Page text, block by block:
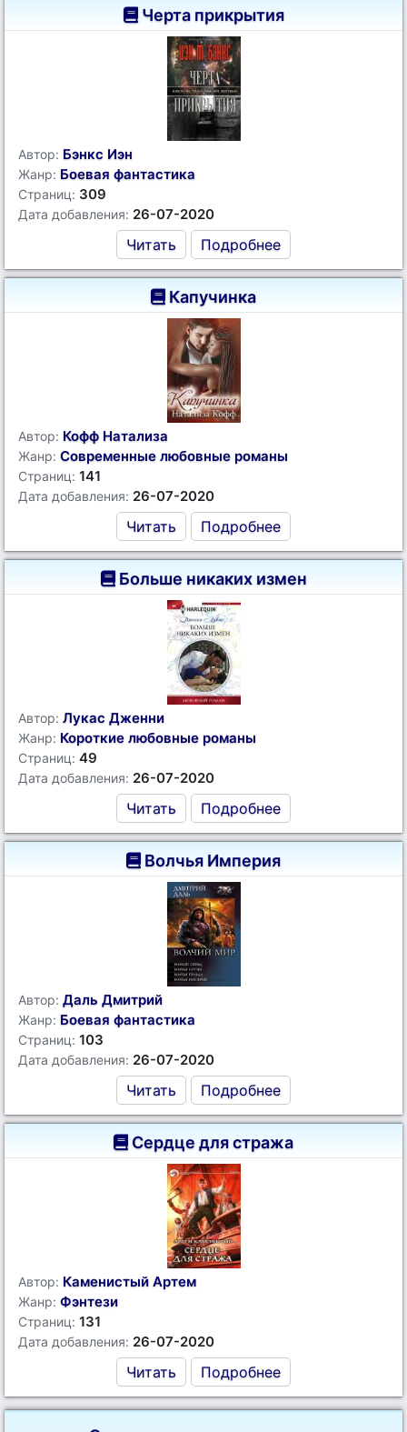
Черта прикрытия
Автор: Бэнкс Иэн
Жанр: Боевая фантастика
Страниц: 309
Дата добавления: 26-07-2020
Читать Подробнее
Капучинка
Автор: Кофф Натализа
Жанр: Современные любовные романы
Страниц: 141
Дата добавления: 26-07-2020
Читать Подробнее
Больше никаких измен
Автор: Лукас Дженни
Жанр: Короткие любовные романы
Страниц: 49
Дата добавления: 26-07-2020
Читать Подробнее
Волчья Империя
Автор: Даль Дмитрий
Жанр: Боевая фантастика
Страниц: 103
Дата добавления: 26-07-2020
Читать Подробнее
Сердце для стража
Автор: Каменистый Артем
Жанр: Фэнтези
Страниц: 131
Дата добавления: 26-07-2020
Читать Подробнее